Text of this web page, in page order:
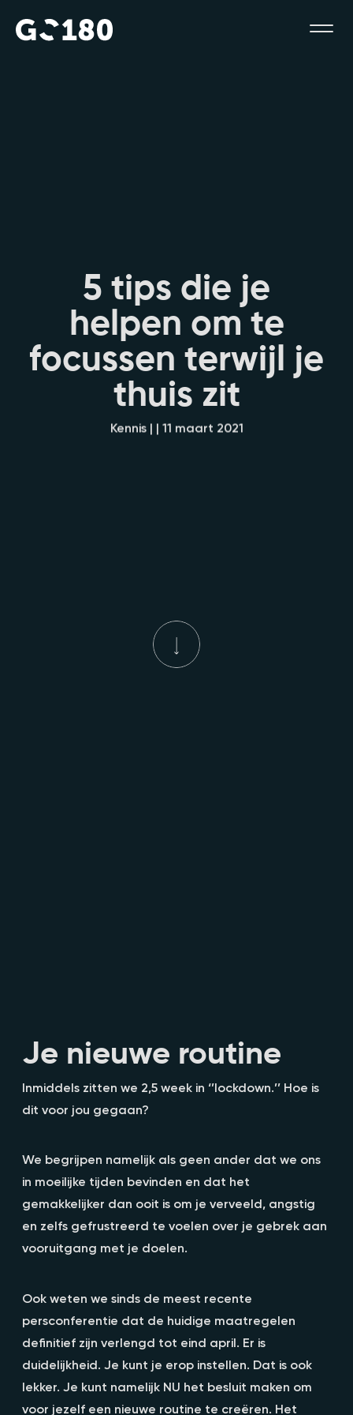
5 tips die je
helpen om te
focussen terwijl je
thuis zit
Kennis | | 11 maart 2021
Je nieuwe routine
Inmiddels zitten we 2,5 week in ‘’lockdown.’’ Hoe is
dit voor jou gegaan?
We begrijpen namelijk als geen ander dat we ons
in moeilijke tijden bevinden en dat het
gemakkelijker dan ooit is om je verveeld, angstig
en zelfs gefrustreerd te voelen over je gebrek aan
vooruitgang met je doelen.
Ook weten we sinds de meest recente
persconferentie dat de huidige maatregelen
definitief zijn verlengd tot eind april. Er is
duidelijkheid. Je kunt je erop instellen. Dat is ook
lekker. Je kunt namelijk NU het besluit maken om
voor jezelf een nieuwe routine te creëren. Het